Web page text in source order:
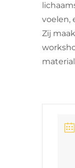
voelen,
Zij